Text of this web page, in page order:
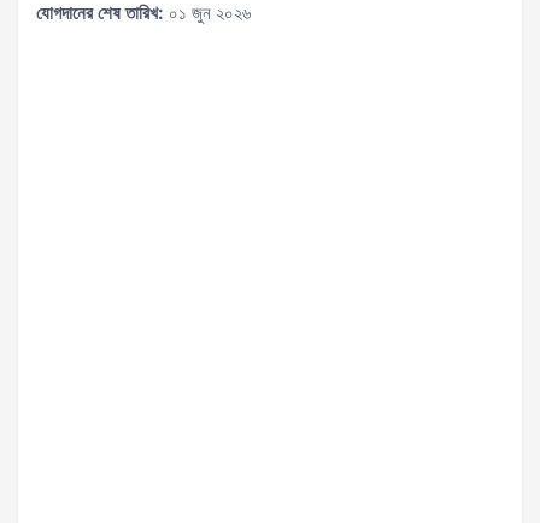
যোগদানের শেষ তারিখ: ০১ জুন ২০২৬